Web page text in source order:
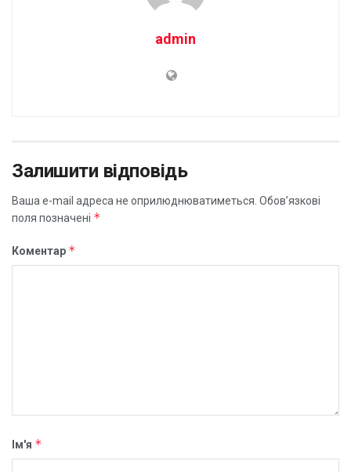
admin
Залишити відповідь
Ваша e-mail адреса не оприлюднюватиметься. Обов’язкові
поля позначені *
Коментар *
Ім'я *